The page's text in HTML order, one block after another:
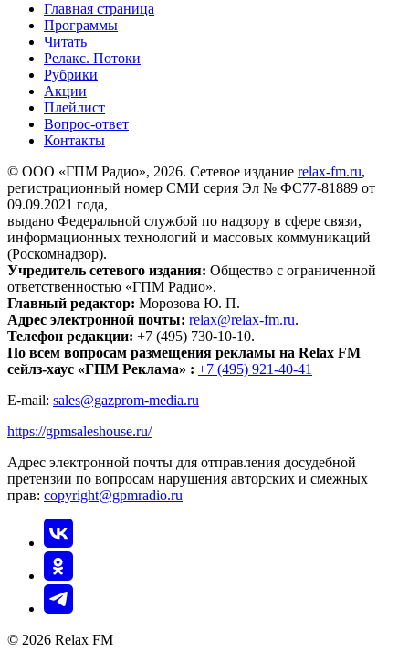
Главная страница
Программы
Читать
Релакс. Потоки
Рубрики
Акции
Плейлист
Вопрос-ответ
Контакты
© ООО «ГПМ Радио», 2026. Сетевое издание relax-fm.ru,
регистрационный номер СМИ серия Эл № ФС77-81889 от
09.09.2021 года,
выдано Федеральной службой по надзору в сфере связи,
информационных технологий и массовых коммуникаций
(Роскомнадзор).
Учредитель сетевого издания: Общество с ограниченной
ответственностью «ГПМ Радио».
Главный редактор: Морозова Ю. П.
Адрес электронной почты: relax@relax-fm.ru.
Телефон редакции: +7 (495) 730-10-10.
По всем вопросам размещения рекламы на Relax FM
сейлз-хаус «ГПМ Реклама» : +7 (495) 921-40-41
E-mail: sales@gazprom-media.ru
https://gpmsaleshouse.ru/
Адрес электронной почты для отправления досудебной
претензии по вопросам нарушения авторских и смежных
прав: copyright@gpmradio.ru
© 2026 Relax FM